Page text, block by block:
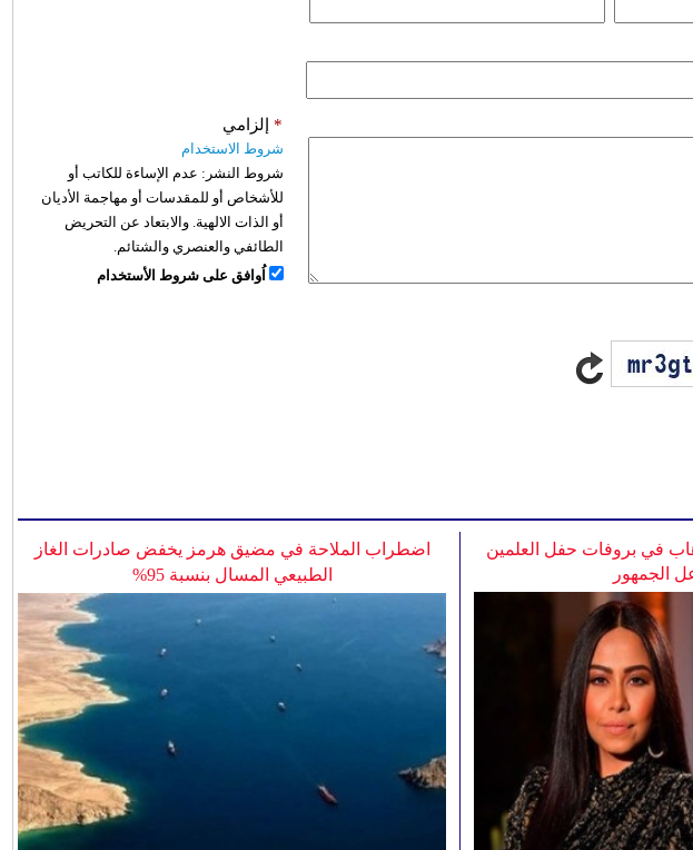
إلزامي *
شروط الاستخدام
شروط النشر: عدم الإساءة للكاتب أو
للأشخاص أو للمقدسات أو مهاجمة الأديان
أو الذات الالهية. والابتعاد عن التحريض
الطائفي والعنصري والشتائم.
اُوافق على شروط الأستخدام
اضطراب الملاحة في مضيق هرمز يخفض صادرات الغاز
الطبيعي المسال بنسبة 95%
في بروفات حفل العلمين
الجمهور